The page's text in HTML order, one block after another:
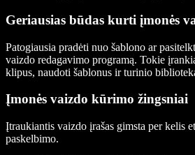
Geriausias būdas kurti įmonės
Patogiausia pradėti nuo šablono ar
vaizdo redagavimo programą. Tokie
klipus, naudoti šablonus ir turinio
Įmonės vaizdo kūrimo žingsniai
Įtraukiantis vaizdo įrašas gimsta per kelis
paskelbimo.